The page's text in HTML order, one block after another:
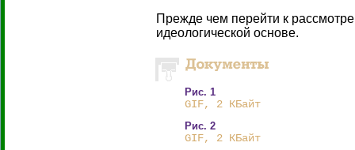
Прежде чем перейти к
идеологической основе.
Рис. 1
GIF, 2 КБайт
Рис. 2
GIF, 2 КБайт